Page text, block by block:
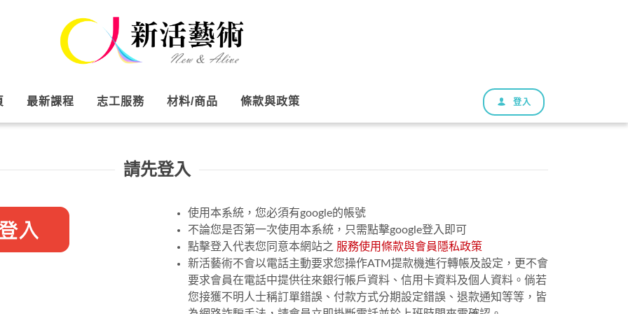
登入
最新課程 志工服務 材料/商品 條款與政策
請先登入
使用本系統，您必須有google的帳號
不論您是否第一次使用本系統，只需點擊google登入即可
點擊登入代表您同意本網站之 服務使用條款與會員隱私政策
新活藝術不會以電話主動要求您操作ATM提款機進行轉帳及設定，更不會
要求會員在電話中提供往來銀行帳戶資料、信用卡資料及個人資料。倘若
您接獲不明人士稱訂單錯誤、付款方式分期設定錯誤、退款通知等等，皆